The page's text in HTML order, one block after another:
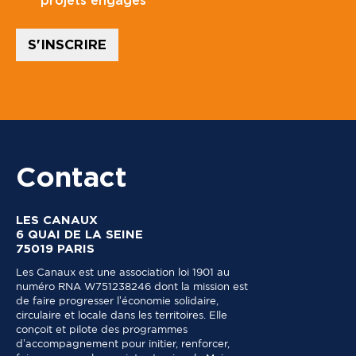
S'INSCRIRE
Contact
LES CANAUX
6 QUAI DE LA SEINE
75019 PARIS
Les Canaux est une association loi 1901 au
numéro RNA W751238246 dont la mission est
de faire progresser l’économie solidaire,
circulaire et locale dans les territoires. Elle
conçoit et pilote des programmes
d’accompagnement pour initier, renforcer,